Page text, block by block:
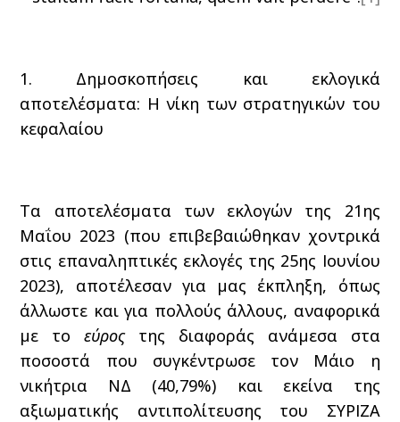
1. Δημοσκοπήσεις και εκλογικά
αποτελέσματα: Η νίκη των στρατηγικών του
κεφαλαίου
Τα αποτελέσματα των εκλογών της 21ης
Μαΐου 2023 (που επιβεβαιώθηκαν χοντρικά
στις επαναληπτικές εκλογές της 25ης Ιουνίου
2023), αποτέλεσαν για μας έκπληξη, όπως
άλλωστε και για πολλούς άλλους, αναφορικά
με τοεύροςτης διαφοράς ανάμεσα στα
ποσοστά που συγκέντρωσε τον Μάιο η
νικήτρια ΝΔ (40,79%) και εκείνα της
αξιωματικής αντιπολίτευσης του ΣΥΡΙΖΑ